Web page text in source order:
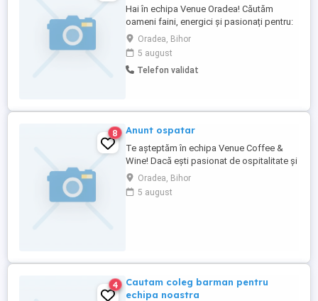
Hai în echipa Venue Oradea! Căutăm
oameni faini, energici și pasionați pentru:
Ajutor bucătar Dacă îți place ritmul
dinamic, lucrul în echipă și vibe-ul bun, te
vrem alături de noi! Program în ture
Beneficii atractive Mediu de lucru
Oradea, Bihor
5 august
Telefon validat
8 Anunt ospatar
Te așteptăm în echipa Venue Coffee &
Wine! Dacă ești pasionat de ospitalitate și
îți place să lucrezi într-un mediu prietenos
și dinamic, avem locul perfect pentru tine.
Căutăm un ospătar dedicat, dornic să
Oradea, Bihor
5 august
4
Cautam coleg barman pentru
echipa noastra